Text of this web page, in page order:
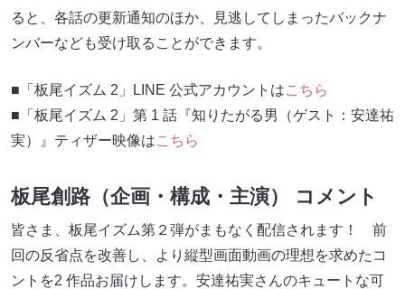
ると、各話の更新通知のほか、見逃してしまったバックナ
ンバーなども受け取ることができます。
■「板尾イズム 2」LINE 公式アカウントはこちら
■「板尾イズム 2」第 1 話『知りたがる男（ゲスト：安達祐
実）』ティザー映像はこちら
板尾創路（企画・構成・主演） コメント
皆さま、板尾イズム第２弾がまもなく配信されます！ 前
回の反省点を改善し、より縦型画面動画の理想を求めたコ
ントを2 作品お届けします。安達祐実さんのキュートな可